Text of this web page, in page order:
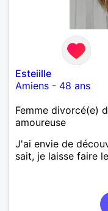
Esteiille
Amiens - 48 ans
Femme divorcé(e)
amoureuse
J'ai envie de
sait, je laisse faire